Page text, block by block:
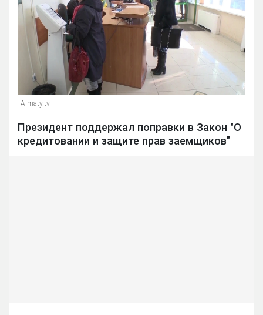
Almaty.tv
Президент поддержал поправки в Закон "О
кредитовании и защите прав заемщиков"